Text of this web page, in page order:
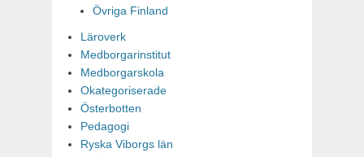
Övriga Finland
Läroverk
Medborgarinstitut
Medborgarskola
Okategoriserade
Österbotten
Pedagogi
Ryska Viborgs län